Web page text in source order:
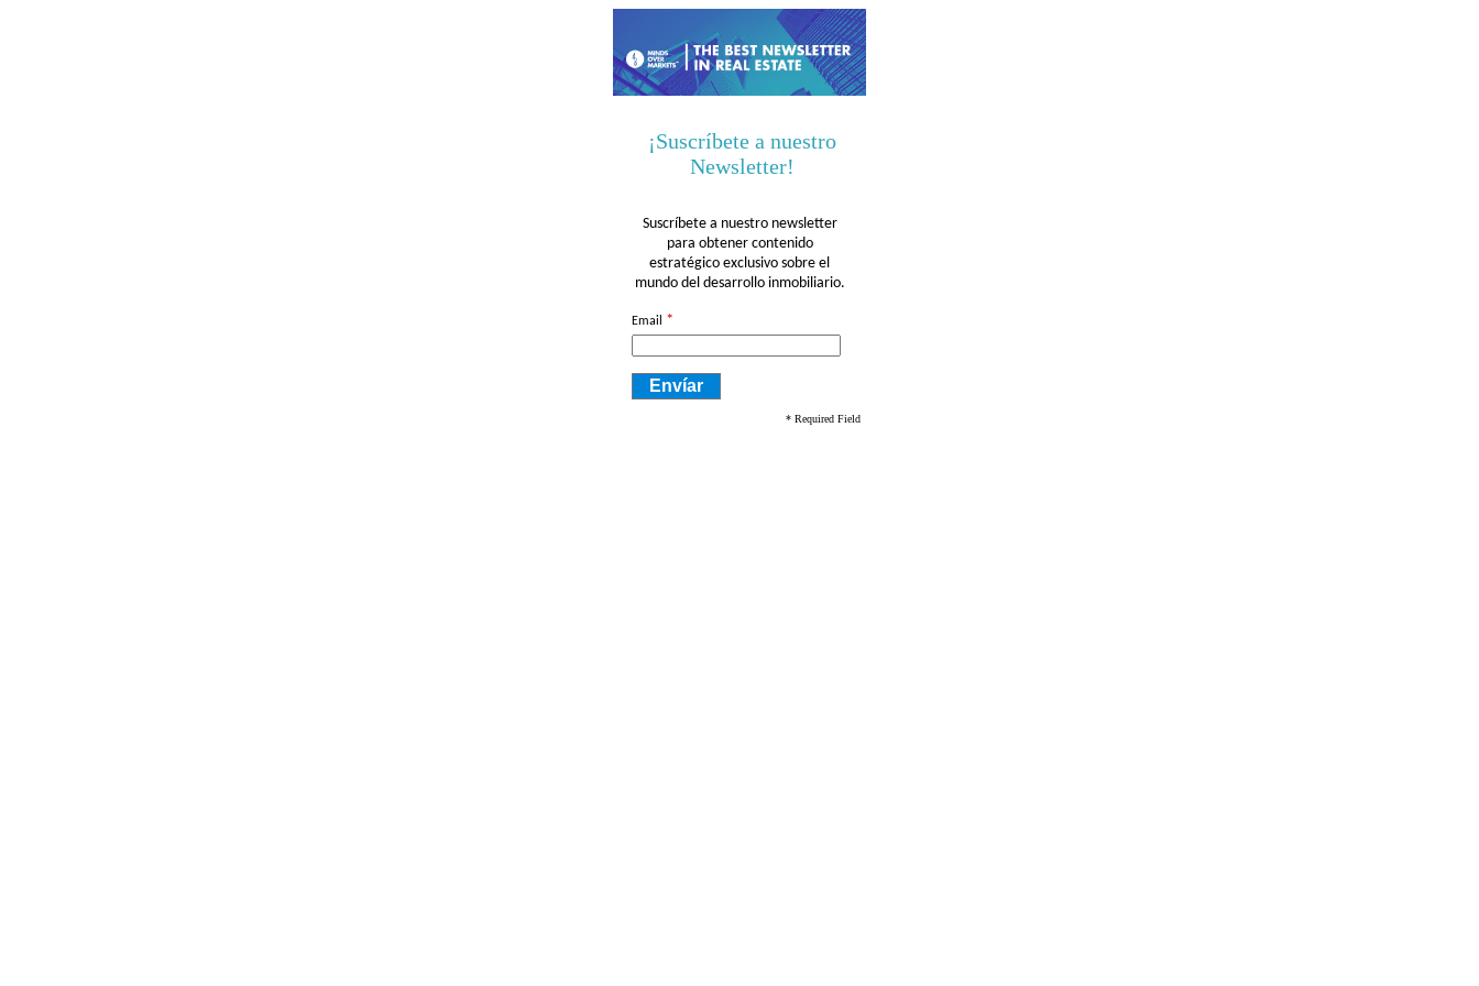
¡Suscríbete a nuestro
Newsletter!
Suscríbete a nuestro newsletter
para obtener contenido
estratégico exclusivo sobre el
mundo del desarrollo inmobiliario.
Email *
* Required Field